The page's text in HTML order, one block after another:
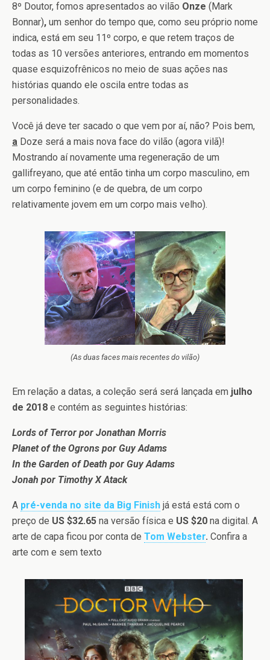
8º Doutor, fomos apresentados ao vilão Onze (Mark
Bonnar), um senhor do tempo que, como seu próprio nome
indica, está em seu 11º corpo, e que retem traços de
todas as 10 versões anteriores, entrando em momentos
quase esquizofrênicos no meio de suas ações nas
histórias quando ele oscila entre todas as
personalidades.
Você já deve ter sacado o que vem por aí, não? Pois bem,
a Doze será a mais nova face do vilão (agora vilã)!
Mostrando aí novamente uma regeneração de um
gallifreyano, que até então tinha um corpo masculino, em
um corpo feminino (e de quebra, de um corpo
relativamente jovem em um corpo mais velho).
(As duas faces mais recentes do vilão)
Em relação a datas, a coleção será será lançada em julho
de 2018 e contém as seguintes histórias:
Lords of Terror por Jonathan Morris
Planet of the Ogrons por Guy Adams
In the Garden of Death por Guy Adams
Jonah por Timothy X Atack
A pré-venda no site da Big Finish já está está com o
preço de US $32.65 na versão física e US $20 na digital. A
arte de capa ficou por conta de Tom Webster. Confira a
arte com e sem texto